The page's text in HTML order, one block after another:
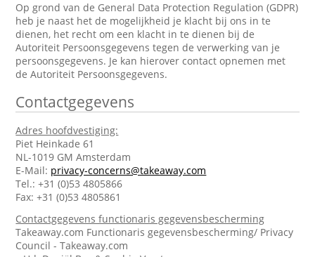
Op grond van de General Data Protection Regulation (GDPR)
heb je naast het de mogelijkheid je klacht bij ons in te
dienen, het recht om een klacht in te dienen bij de
Autoriteit Persoonsgegevens tegen de verwerking van je
persoonsgegevens. Je kan hierover contact opnemen met
de Autoriteit Persoonsgegevens.
Contactgegevens
Adres hoofdvestiging:
Piet Heinkade 61
NL-1019 GM Amsterdam
E-Mail: privacy-concerns@takeaway.com
Tel.: +31 (0)53 4805866
Fax: +31 (0)53 4805861
Contactgegevens functionaris gegevensbescherming
Takeaway.com Functionaris gegevensbescherming/ Privacy
Council - Takeaway.com